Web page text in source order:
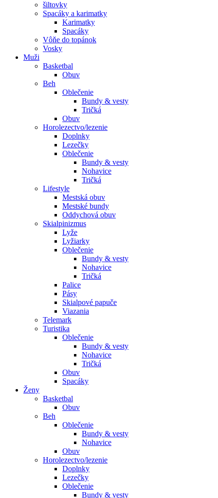
šiltovky
Spacáky a karimatky
Karimatky
Spacáky
Vôňe do topánok
Vosky
Muži
Basketbal
Obuv
Beh
Oblečenie
Bundy & vesty
Tričká
Obuv
Horolezectvo/lezenie
Doplnky
Lezečky
Oblečenie
Bundy & vesty
Nohavice
Tričká
Lifestyle
Mestská obuv
Mestské bundy
Oddychová obuv
Skialpinizmus
Lyže
Lyžiarky
Oblečenie
Bundy & vesty
Nohavice
Tričká
Palice
Pásy
Skialpové papuče
Viazania
Telemark
Turistika
Oblečenie
Bundy & vesty
Nohavice
Tričká
Obuv
Spacáky
Ženy
Basketbal
Obuv
Beh
Oblečenie
Bundy & vesty
Nohavice
Obuv
Horolezectvo/lezenie
Doplnky
Lezečky
Oblečenie
Bundy & vesty